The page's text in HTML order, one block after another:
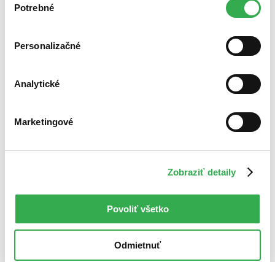
nám pomohlo, keby sme mohli používať všetky tieto
súhlasu
Potrebné
Personalizačné
Analytické
Marketingové
Zobraziť detaily
Povoliť všetko
Odmietnuť
Bestsellery
Najdrahšie
Najlacnejšie
vyhovujúci zadaným podmienkam.
Skúste prosím zmeniť vyhľadávaný výraz.